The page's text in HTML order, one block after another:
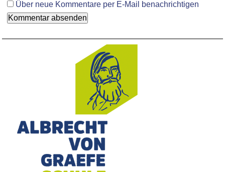
Über neue Kommentare per E-Mail benachrichtigen